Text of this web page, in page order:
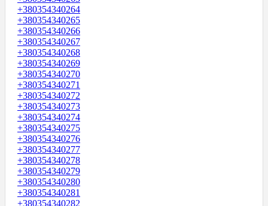
+380354340264
+380354340265
+380354340266
+380354340267
+380354340268
+380354340269
+380354340270
+380354340271
+380354340272
+380354340273
+380354340274
+380354340275
+380354340276
+380354340277
+380354340278
+380354340279
+380354340280
+380354340281
+380354340282